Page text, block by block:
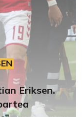
Eriksen.